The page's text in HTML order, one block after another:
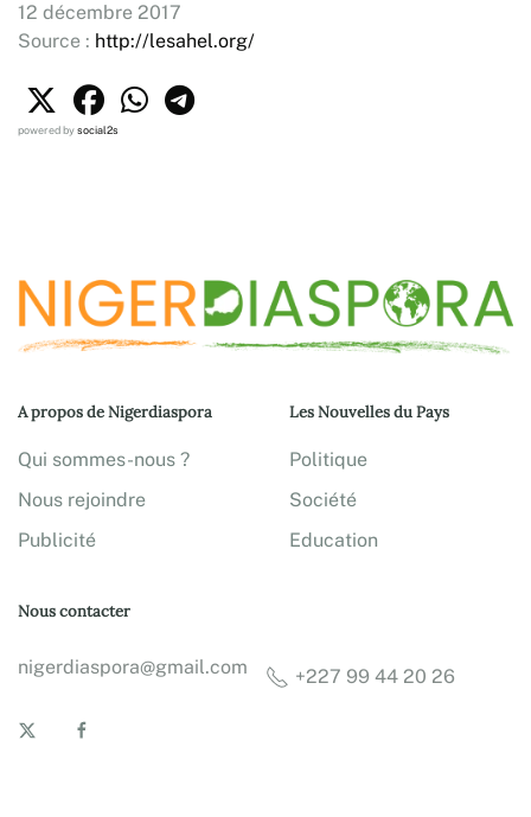
12 décembre 2017
Source : http://lesahel.org/
powered bysocial2s
A propos de Nigerdiaspora
Qui sommes-nous ?
Nous rejoindre
Publicité
Les Nouvelles du Pays
Politique
Société
Education
Nous contacter
nigerdiaspora@gmail.com +227 99 44 20 26